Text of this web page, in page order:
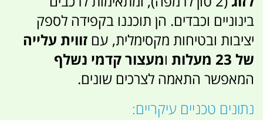
בינוניים וכבדים. הן תוכננו בקפידה לספק
יציבות ובטיחות מקסימלית, עם זווית עלייה
של 23 מעלות
ומעצור קדמי נשלף
המאפשר התאמה לצרכים שונים.
נתונים טכניים עיקריים: